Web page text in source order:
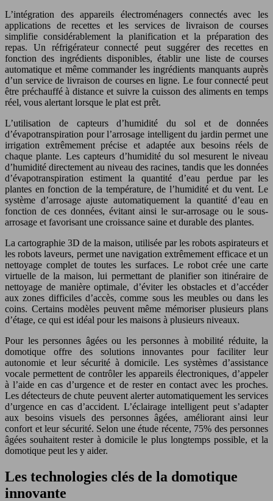
L’intégration des appareils électroménagers connectés avec les
applications de recettes et les services de livraison de courses
simplifie considérablement la planification et la préparation des
repas. Un réfrigérateur connecté peut suggérer des recettes en
fonction des ingrédients disponibles, établir une liste de courses
automatique et même commander les ingrédients manquants auprès
d’un service de livraison de courses en ligne. Le four connecté peut
être préchauffé à distance et suivre la cuisson des aliments en temps
réel, vous alertant lorsque le plat est prêt.
L’utilisation de capteurs d’humidité du sol et de données
d’évapotranspiration pour l’arrosage intelligent du jardin permet une
irrigation extrêmement précise et adaptée aux besoins réels de
chaque plante. Les capteurs d’humidité du sol mesurent le niveau
d’humidité directement au niveau des racines, tandis que les données
d’évapotranspiration estiment la quantité d’eau perdue par les
plantes en fonction de la température, de l’humidité et du vent. Le
système d’arrosage ajuste automatiquement la quantité d’eau en
fonction de ces données, évitant ainsi le sur-arrosage ou le sous-
arrosage et favorisant une croissance saine et durable des plantes.
La cartographie 3D de la maison, utilisée par les robots aspirateurs et
les robots laveurs, permet une navigation extrêmement efficace et un
nettoyage complet de toutes les surfaces. Le robot crée une carte
virtuelle de la maison, lui permettant de planifier son itinéraire de
nettoyage de manière optimale, d’éviter les obstacles et d’accéder
aux zones difficiles d’accès, comme sous les meubles ou dans les
coins. Certains modèles peuvent même mémoriser plusieurs plans
d’étage, ce qui est idéal pour les maisons à plusieurs niveaux.
Pour les personnes âgées ou les personnes à mobilité réduite, la
domotique offre des solutions innovantes pour faciliter leur
autonomie et leur sécurité à domicile. Les systèmes d’assistance
vocale permettent de contrôler les appareils électroniques, d’appeler
à l’aide en cas d’urgence et de rester en contact avec les proches.
Les détecteurs de chute peuvent alerter automatiquement les services
d’urgence en cas d’accident. L’éclairage intelligent peut s’adapter
aux besoins visuels des personnes âgées, améliorant ainsi leur
confort et leur sécurité. Selon une étude récente, 75% des personnes
âgées souhaitent rester à domicile le plus longtemps possible, et la
domotique peut les y aider.
Les technologies clés de la domotique
innovante